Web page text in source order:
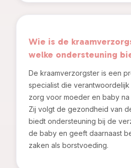
Wie is de
welke ondersteuning
De kraamverzorgster is een
specialist die
zorg voor moeder en baby
Zij volgt de gezondheid van
biedt ondersteuning bij de
de baby en geeft daarnaast
zaken als borstvoeding.